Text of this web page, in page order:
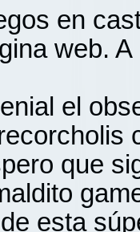
en
web.
el
que
esta